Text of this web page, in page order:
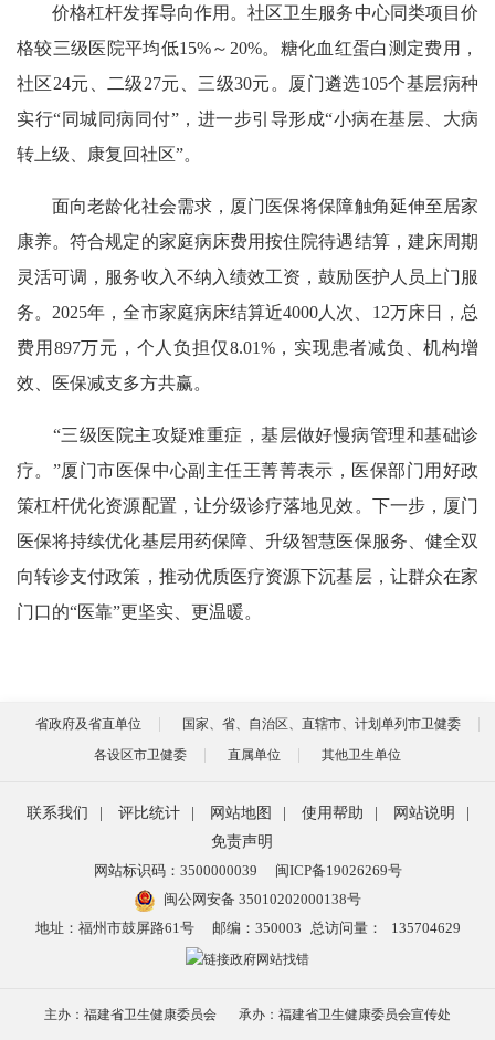
价格杠杆发挥导向作用。社区卫生服务中心同类项目价
格较三级医院平均低15%～20%。糖化血红蛋白测定费用，
社区24元、二级27元、三级30元。厦门遴选105个基层病种
实行“同城同病同付”，进一步引导形成“小病在基层、大病
转上级、康复回社区”。
面向老龄化社会需求，厦门医保将保障触角延伸至居家
康养。符合规定的家庭病床费用按住院待遇结算，建床周期
灵活可调，服务收入不纳入绩效工资，鼓励医护人员上门服
务。2025年，全市家庭病床结算近4000人次、12万床日，总
费用897万元，个人负担仅8.01%，实现患者减负、机构增
效、医保减支多方共赢。
“三级医院主攻疑难重症，基层做好慢病管理和基础诊
疗。”厦门市医保中心副主任王菁菁表示，医保部门用好政
策杠杆优化资源配置，让分级诊疗落地见效。下一步，厦门
医保将持续优化基层用药保障、升级智慧医保服务、健全双
向转诊支付政策，推动优质医疗资源下沉基层，让群众在家
门口的“医靠”更坚实、更温暖。
省政府及省直单位
国家、省、自治区、直辖市、计划单列市卫健委
各设区市卫健委
直属单位 其他卫生单位
联系我们 评比统计 网站地图 使用帮助 网站说明
免责声明
网站标识码：3500000039
闽ICP备19026269号
闽公网安备 35010202000138号
地址：福州市鼓屏路61号
邮编：350003 总访问量： 135704629
主办：福建省卫生健康委员会 承办：福建省卫生健康委员会宣传处